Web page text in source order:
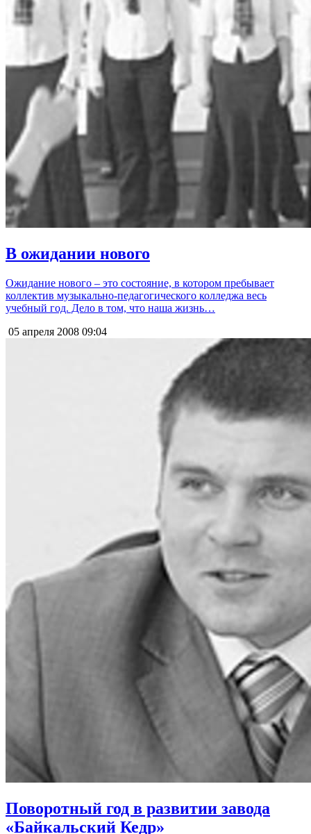
В ожидании нового
Ожидание нового – это состояние, в котором пребывает
коллектив музыкально-педагогического колледжа весь
учебный год. Дело в том, что наша жизнь…
05 апреля 2008 09:04
Поворотный год в развитии завода
«Байкальский Кедр»